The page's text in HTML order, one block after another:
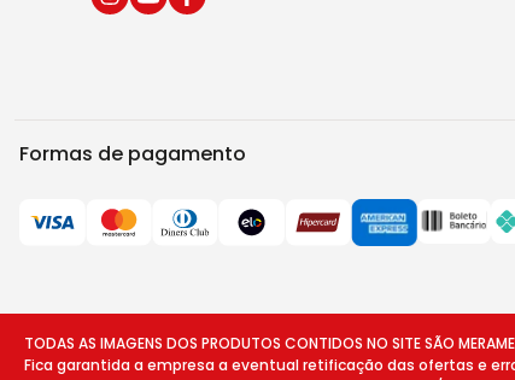
Formas de pagamento
TODAS AS IMAGENS DOS PRODUTOS CONTIDOS NO SITE SÃO
Fica garantida a empresa a eventual retificação das ofertas e